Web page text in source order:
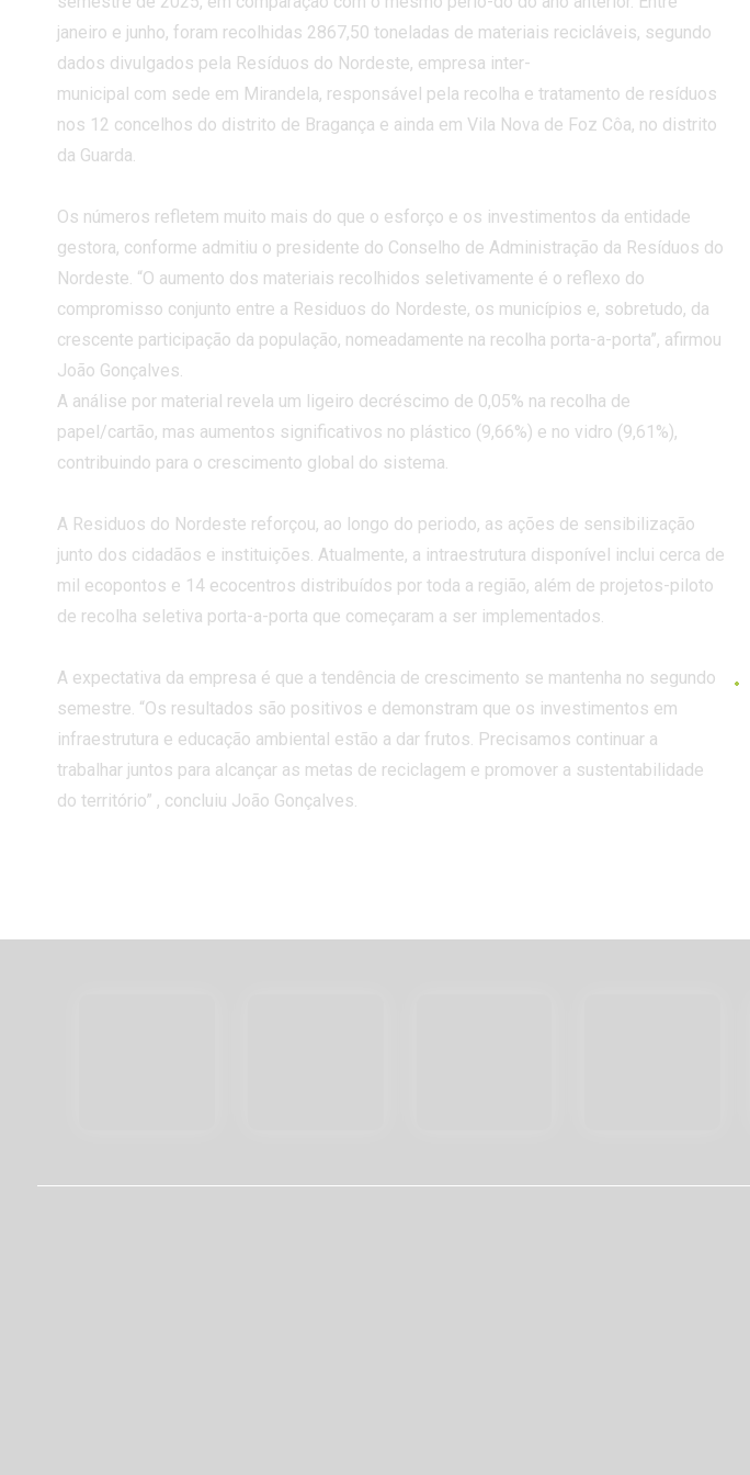
Biblioteca
Contactos
janeiro e junho, foram recolhidas 2867,50 toneladas de materiais recicláveis, segundo
dados divulgados pela Resíduos do Nordeste, empresa inter-
municipal com sede em Mirandela, responsável pela recolha e tratamento de resíduos
nos 12 concelhos do distrito de Bragança e ainda em Vila Nova de Foz Côa, no distrito
da Guarda.
Os números refletem muito mais do que o esforço e os investimentos da entidade
gestora, conforme admitiu o presidente do Conselho de Administração da Resíduos do
Nordeste. “O aumento dos materiais recolhidos seletivamente é o reflexo do
compromisso conjunto entre a Residuos do Nordeste, os municípios e, sobretudo, da
crescente participação da população, nomeadamente na recolha porta-a-porta”, afirmou
João Gonçalves.
A análise por material revela um ligeiro decréscimo de 0,05% na recolha de
papel/cartão, mas aumentos significativos no plástico (9,66%) e no vidro (9,61%),
contribuindo para o crescimento global do sistema.
A Residuos do Nordeste reforçou, ao longo do periodo, as ações de sensibilização
junto dos cidadãos e instituições. Atualmente, a intraestrutura disponível inclui cerca de
mil ecopontos e 14 ecocentros distribuídos por toda a região, além de projetos-piloto
de recolha seletiva porta-a-porta que começaram a ser implementados.
A expectativa da empresa é que a tendência de crescimento se mantenha no segundo
semestre. “Os resultados são positivos e demonstram que os investimentos em
infraestrutura e educação ambiental estão a dar frutos. Precisamos continuar a
trabalhar juntos para alcançar as metas de reciclagem e promover a sustentabilidade
do território” , concluiu João Gonçalves.